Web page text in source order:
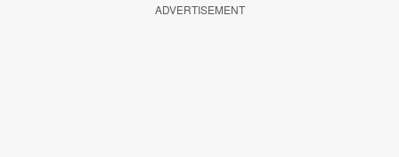
ADVERTISEMENT